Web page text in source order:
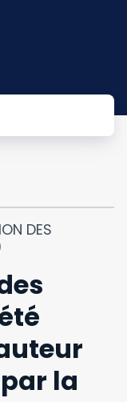
DES
la